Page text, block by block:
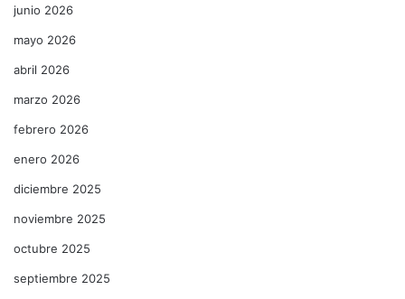
junio 2026
mayo 2026
abril 2026
marzo 2026
febrero 2026
enero 2026
diciembre 2025
noviembre 2025
octubre 2025
septiembre 2025